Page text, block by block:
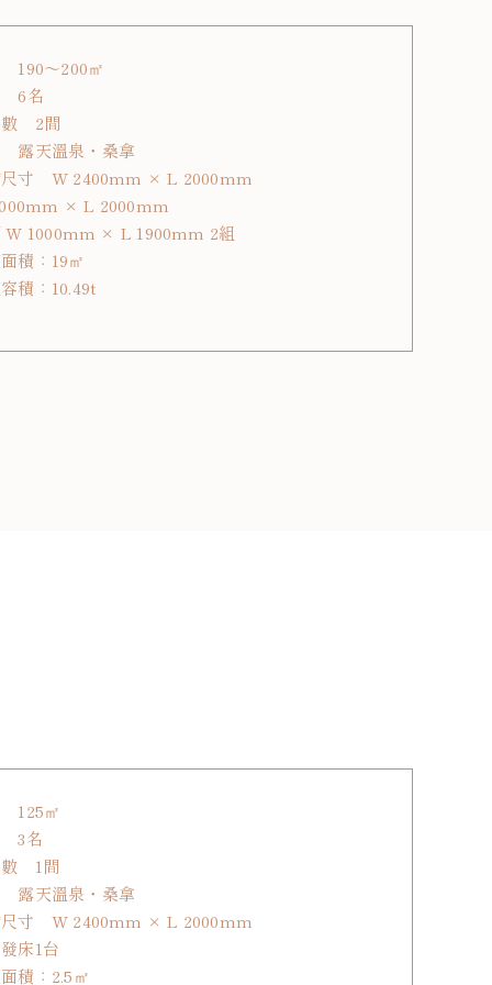
190～200㎡
6名
數 2間
露天溫泉・桑拿
尺寸 W 2400mm × L 2000mm
× L 2000mm
W 1000mm × L 1900mm 2組
積：19㎡
積：10.49t
125㎡
3名
數 1間
露天溫泉・桑拿
尺寸 W 2400mm × L 2000mm
床1台
積：2.5㎡